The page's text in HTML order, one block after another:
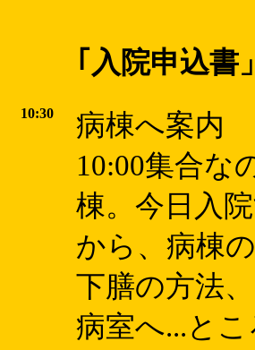
｢入院申込書」
10:30
病棟へ案内
10:00集合な
棟。今日入
から、病棟の
下膳の方法
病室へ...と